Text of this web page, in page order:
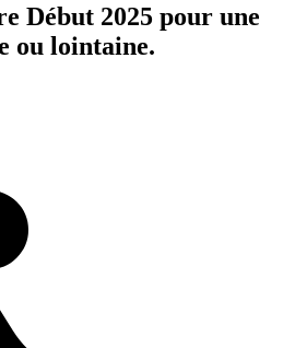
Début 2025 pour une
ou lointaine.